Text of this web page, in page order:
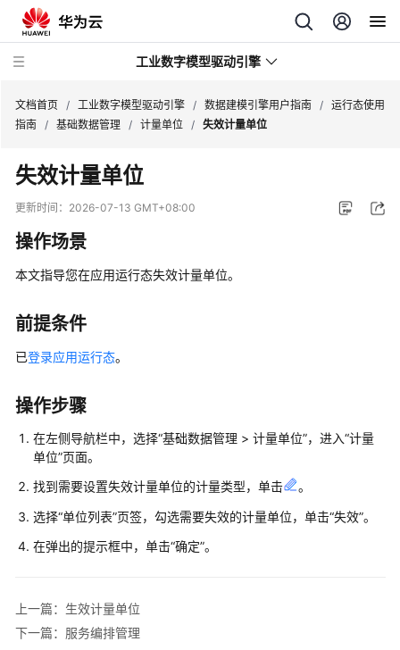
工业数字模型驱动引擎
最
新
动
品
绍
计
说
快
速
门
台
操
作
文档首页 / 工业数字模型驱动引擎 / 数据建模引擎用户指南 / 运行态使用
指南 / 基础数据管理 / 计量单位 / 失效计量单位
失效计量单位
更新时间： 2026-07-13 GMT+08:00
操作场景
本文指导您在应用运行态失效计量单位。
前提条件
已登录应用运行态。
操作步骤
在左侧导航栏中，选择“基础数据管理 > 计量单位”，进入“计量
单位”页面。
找到需要设置失效计量单位的计量类型，单击
。
选择“单位列表”页签，勾选需要失效的计量单位，单击“失效”。
在弹出的提示框中，单击“确定”。
上一篇：生效计量单位
下一篇：服务编排管理